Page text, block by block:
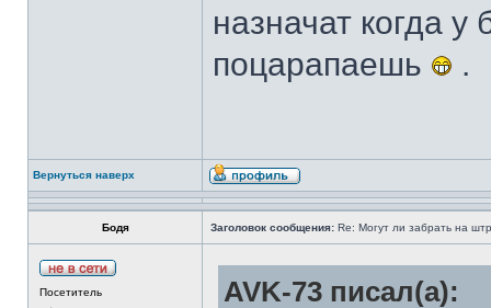
назначат когда у
поцарапаешь
.
Вернуться наверх
Бодя Заголовок сообщения: Re: Могут ли забрать на
Посетитель AVK-73 писал(а):